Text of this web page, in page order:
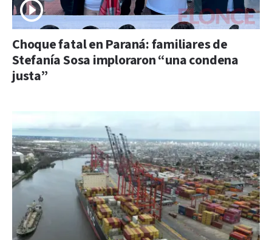
Choque fatal en Paraná: familiares de
Stefanía Sosa imploraron “una condena
justa”